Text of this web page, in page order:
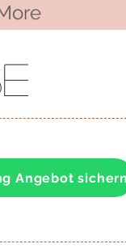
Angebot sichern